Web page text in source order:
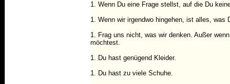
1. Wenn Du eine Frage stellst, auf die Du
1. Wenn wir irgendwo hingehen, ist alles,
1. Frag uns nicht, was wir denken. Außer
möchtest.
1. Du hast genügend Kleider.
1. Du hast zu viele Schuhe.